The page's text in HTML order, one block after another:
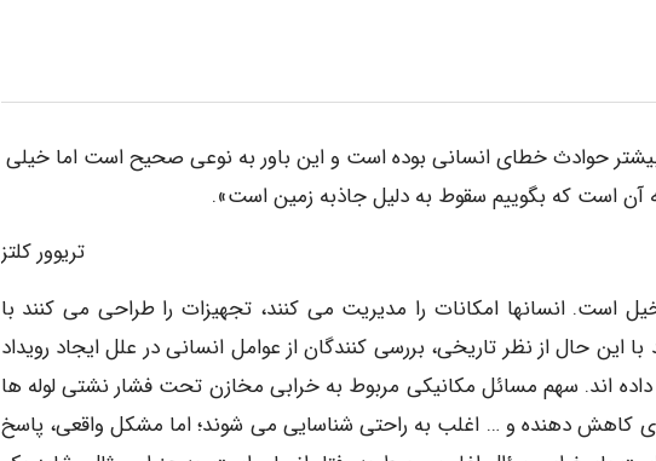
حوادث خطای انسانی بوده است و این باور به نوعی صحیح است اما خیلی
آن است که بگوییم سقوط به دلیل جاذبه زمین است».
تریوور کلتز
است. انسانها امکانات را مدیریت می کنند، تجهیزات را طراحی می کنند با
با این حال از نظر تاریخی، بررسی کنندگان از عوامل انسانی در علل ایجاد رویداد
اند. سهم مسائل مکانیکی مربوط به خرابی مخازن تحت فشار نشتی لوله ها
کاهش دهنده و … اغلب به راحتی شناسایی می شوند؛ اما مشکل واقعی، پاسخ